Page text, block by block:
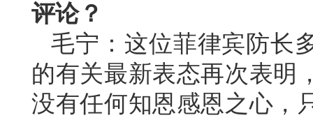
评论？
毛宁：这位菲律宾防长
的有关最新表态再次表明
没有任何知恩感恩之心，